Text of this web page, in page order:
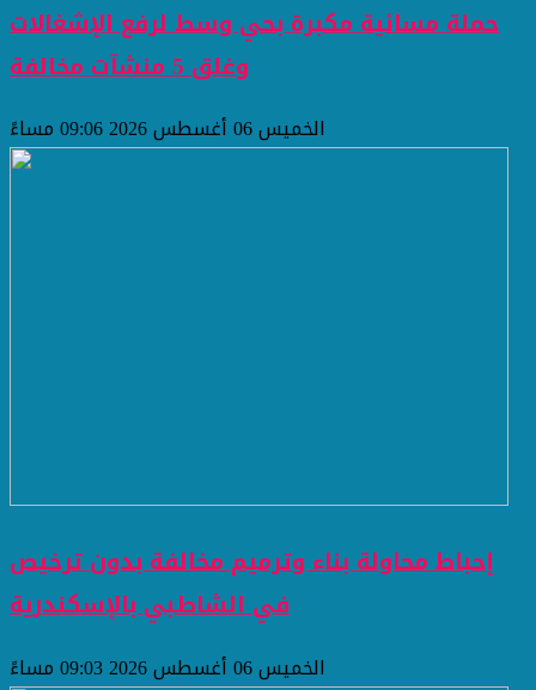
حملة مسائية مكبرة بحي وسط لرفع الإشغالات
وغلق 5 منشآت مخالفة
الخميس 06 أغسطس 2026 09:06 مساءً
إحباط محاولة بناء وترميم مخالفة بدون ترخيص
في الشاطبي بالإسكندرية
الخميس 06 أغسطس 2026 09:03 مساءً